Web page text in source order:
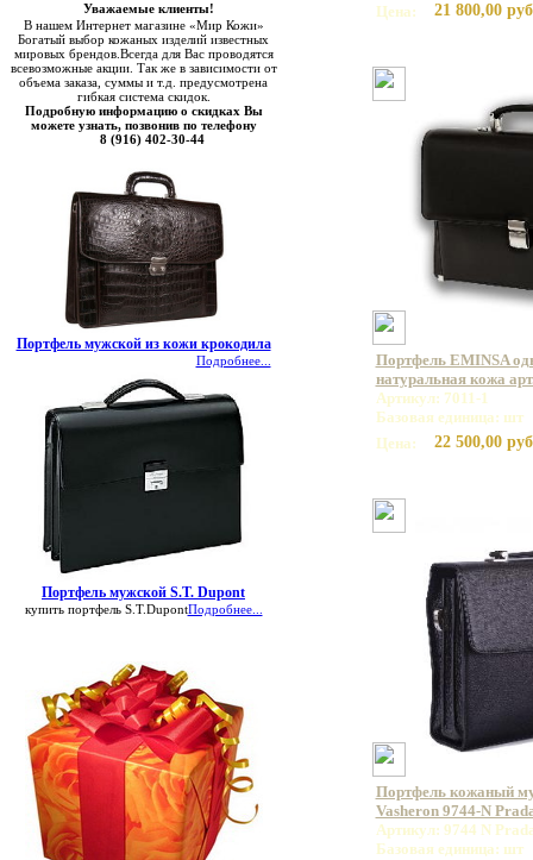
Уважаемые клиенты!
В нашем Интернет магазине «Мир Кожи»
Богатый выбор кожаных изделий известных
мировых брендов.Всегда для Вас проводятся
всевозможные акции. Так же в зависимости от
объема заказа, суммы и т.д. предусмотрена
гибкая система скидок.
Подробную информацию о скидках Вы
можете узнать, позвонив по телефону
8 (916) 402-30-44
Портфель мужской из кожи крокодила
Подробнее...
Портфель мужской S.T. Dupont
купить портфель S.T.DupontПодробнее...
Цена:
21 800,00
Портфель EMINSA
натуральная кожа
Артикул: 7011-1
Базовая единица: шт
Цена:
22 500,00
Портфель кожаный
Vasheron 9744-N
Артикул: 9744 N
Базовая единица: шт